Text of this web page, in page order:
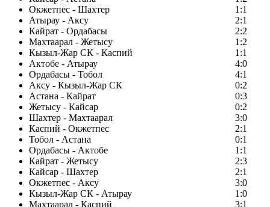
Окжетпес - Шахтер
1:1
Атырау - Аксу
2:1
Кайрат - Ордабасы
2:2
Махтаарал - Жетысу
1:2
Кызыл-Жар СК - Каспий
1:1
Актобе - Атырау
4:0
Ордабасы - Тобол
4:1
Аксу - Кызыл-Жар СК
0:2
Астана - Кайрат
0:3
Жетысу - Кайсар
0:2
Шахтер - Махтаарал
3:0
Каспий - Окжетпес
2:1
Тобол - Астана
0:1
Ордабасы - Актобе
1:1
Кайрат - Жетысу
2:3
Кайсар - Шахтер
2:1
Окжетпес - Аксу
3:0
Кызыл-Жар СК - Атырау
1:0
Махтаарал - Каспий
3:1